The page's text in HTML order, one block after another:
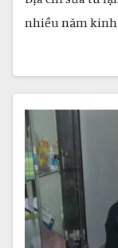
nhiều năm kinh